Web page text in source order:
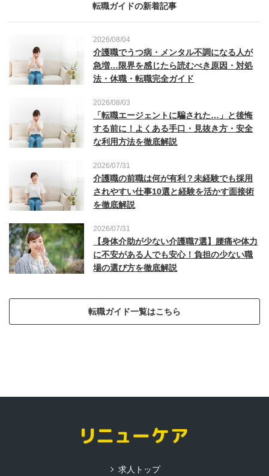
転職ガイドの新着記事
2026/08/04
介護職でうつ病・メンタル不調になる人が
急増…限界を感じたら読むべき原因・対処
法・休職・転職完全ガイド
2026/08/03
「転職エージェントに騙された…」と後悔
する前に！よくある手口・見抜き方・安全
な利用方法を徹底解説
2026/07/31
介護職の前職は何が有利？未経験でも採用
されやすい仕事10選と経験を活かす面接術
を徹底解説
2026/07/31
【身体介助が少ない介護職7選】腰痛や体力
に不安がある人でも安心！負担の少ない職
場の選び方を徹底解説
転職ガイド一覧はこちら
求人トップ